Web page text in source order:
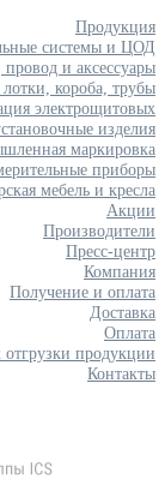
Продукция
системы и ЦОД
провод и аксессуары
короба, трубы
электрощитовых
изделия
маркировка
приборы
мебель и кресла
Акции
Производители
Пресс-центр
Компания
Получение и оплата
Доставка
Оплата
отгрузки продукции
Контакты